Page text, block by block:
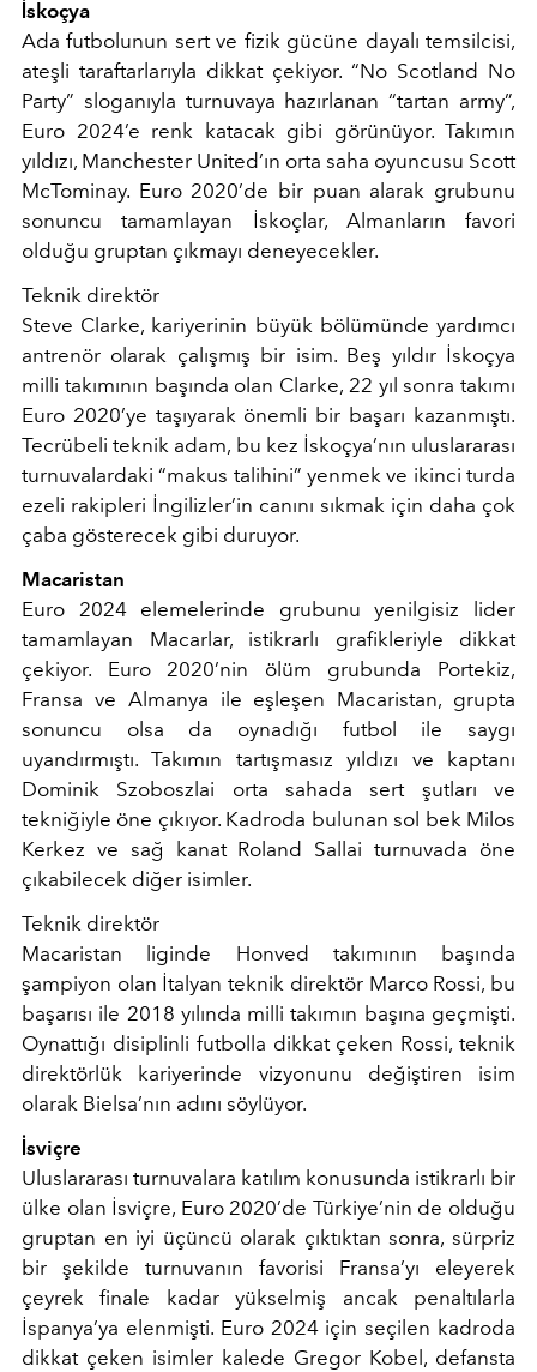
İskoçya
Ada futbolunun sert ve fizik gücüne dayalı temsilcisi,
ateşli taraftarlarıyla dikkat çekiyor. “No Scotland No
Party” sloganıyla turnuvaya hazırlanan “tartan army”,
Euro 2024’e renk katacak gibi görünüyor. Takımın
yıldızı, Manchester United’ın orta saha oyuncusu Scott
McTominay. Euro 2020’de bir puan alarak grubunu
sonuncu tamamlayan İskoçlar, Almanların favori
olduğu gruptan çıkmayı deneyecekler.
Teknik direktör
Steve Clarke, kariyerinin büyük bölümünde yardımcı
antrenör olarak çalışmış bir isim. Beş yıldır İskoçya
milli takımının başında olan Clarke, 22 yıl sonra takımı
Euro 2020’ye taşıyarak önemli bir başarı kazanmıştı.
Tecrübeli teknik adam, bu kez İskoçya’nın uluslararası
turnuvalardaki “makus talihini” yenmek ve ikinci turda
ezeli rakipleri İngilizler’in canını sıkmak için daha çok
çaba gösterecek gibi duruyor.
Macaristan
Euro 2024 elemelerinde grubunu yenilgisiz lider
tamamlayan Macarlar, istikrarlı grafikleriyle dikkat
çekiyor. Euro 2020’nin ölüm grubunda Portekiz,
Fransa ve Almanya ile eşleşen Macaristan, grupta
sonuncu olsa da oynadığı futbol ile saygı
uyandırmıştı. Takımın tartışmasız yıldızı ve kaptanı
Dominik Szoboszlai orta sahada sert şutları ve
tekniğiyle öne çıkıyor. Kadroda bulunan sol bek Milos
Kerkez ve sağ kanat Roland Sallai turnuvada öne
çıkabilecek diğer isimler.
Teknik direktör
Macaristan liginde Honved takımının başında
şampiyon olan İtalyan teknik direktör Marco Rossi, bu
başarısı ile 2018 yılında milli takımın başına geçmişti.
Oynattığı disiplinli futbolla dikkat çeken Rossi, teknik
direktörlük kariyerinde vizyonunu değiştiren isim
olarak Bielsa’nın adını söylüyor.
İsviçre
Uluslararası turnuvalara katılım konusunda istikrarlı bir
ülke olan İsviçre, Euro 2020’de Türkiye’nin de olduğu
gruptan en iyi üçüncü olarak çıktıktan sonra, sürpriz
bir şekilde turnuvanın favorisi Fransa’yı eleyerek
çeyrek finale kadar yükselmiş ancak penaltılarla
İspanya’ya elenmişti. Euro 2024 için seçilen kadroda
dikkat çeken isimler kalede Gregor Kobel, defansta